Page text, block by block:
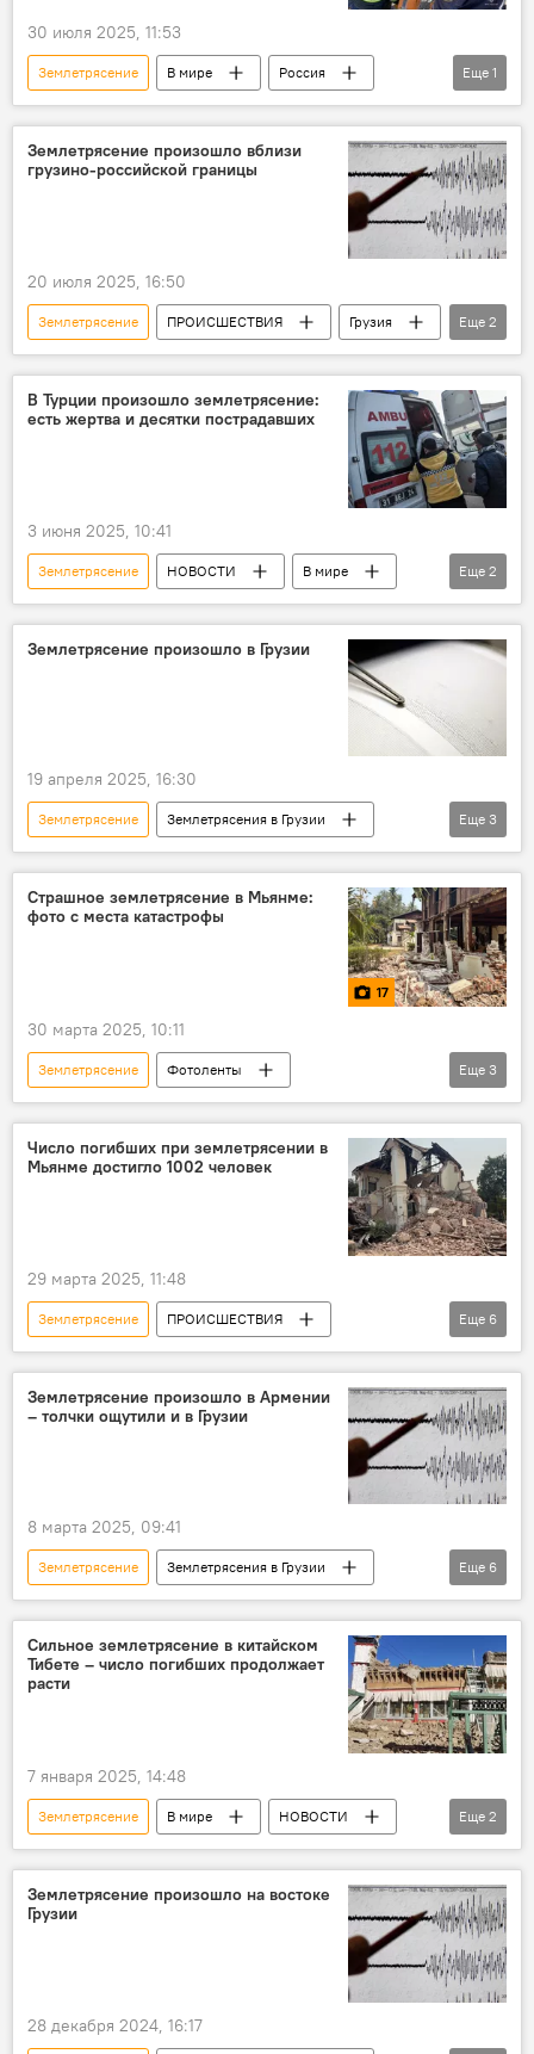
30 июля 2025, 11:53
Землетрясение В мире
Россия
катастрофы
Еще 1
Землетрясение произошло вблизи
грузино-российской границы
20 июля 2025, 16:50
Землетрясение ПРОИСШЕСТВИЯ
Грузия
НОВОСТИ
Ингушетия
Еще 2
В Турции произошло землетрясение:
есть жертва и десятки пострадавших
3 июня 2025, 10:41
Землетрясение НОВОСТИ
В мире
ПРОИСШЕСТВИЯ
Турция
Еще 2
Землетрясение произошло в Грузии
19 апреля 2025, 16:30
Землетрясение
Землетрясения в Грузии
Грузия
НОВОСТИ
ПРОИСШЕСТВИЯ
Еще 3
Страшное землетрясение в Мьянме:
фото с места катастрофы
17
30 марта 2025, 10:11
Землетрясение
Фотоленты
Мультимедиа
стихийное бедствие
Еще 3
Число погибших при землетрясении в
Мьянме достигло 1002 человек
29 марта 2025, 11:48
Землетрясение
ПРОИСШЕСТВИЯ
Что происходит в мире
Мьянма
НОВОСТИ
В мире
Еще 6
Землетрясение произошло в Армении
– толчки ощутили и в Грузии
8 марта 2025, 09:41
Землетрясение
Землетрясения в Грузии
Грузия
НОВОСТИ
ПРОИСШЕСТВИЯ
Рача
Тбилиси
Армения
Еще 6
Сильное землетрясение в китайском
Тибете – число погибших продолжает
расти
7 января 2025, 14:48
Землетрясение В мире
НОВОСТИ
ПРОИСШЕСТВИЯ
Китай
Еще 2
Землетрясение произошло на востоке
Грузии
28 декабря 2024, 16:17